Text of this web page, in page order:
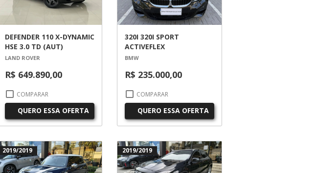
DEFENDER 110 X-DYNAMIC
HSE 3.0 TD (AUT)
LAND ROVER
R$ 649.890,00
COMPARAR
QUERO ESSA OFERTA
320I 320I SPORT
ACTIVEFLEX
BMW
R$ 235.000,00
COMPARAR
QUERO ESSA OFERTA
2019/2019 2019/2019